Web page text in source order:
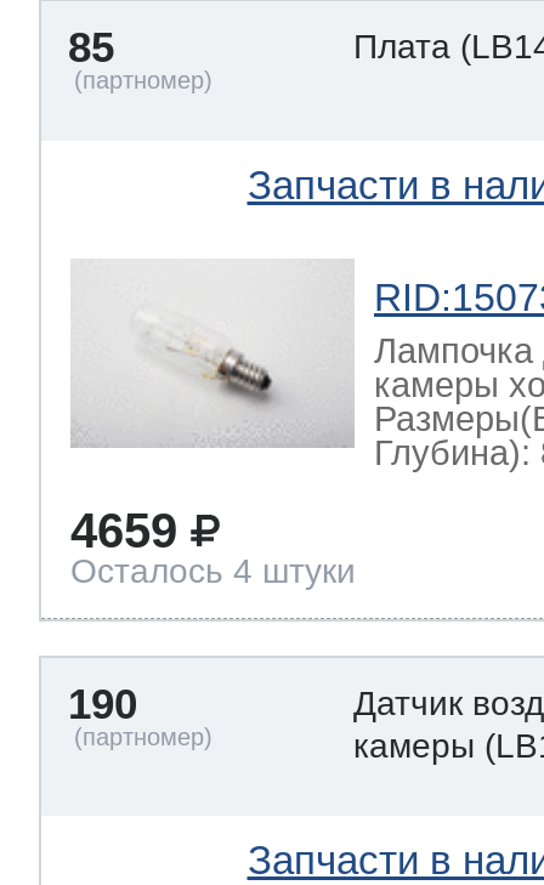
85 Плата
Запчасти в
Лампочка
камеры
Глубина):
4659
Осталось 4 штуки
190
Датчик
камеры
Запчасти в